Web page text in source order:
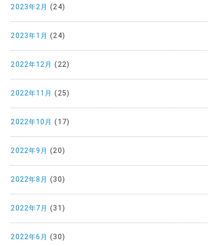
2023年2月 (24)
2023年1月 (24)
2022年12月 (22)
2022年11月 (25)
2022年10月 (17)
2022年9月 (20)
2022年8月 (30)
2022年7月 (31)
2022年6月 (30)